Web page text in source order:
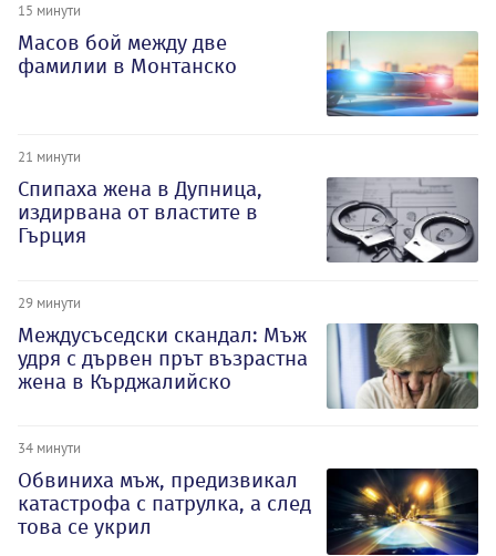
15 минути
Масов бой между две
фамилии в Монтанско
21 минути
Спипаха жена в Дупница,
издирвана от властите в
Гърция
29 минути
Междусъседски скандал: Мъж
удря с дървен прът възрастна
жена в Кърджалийско
34 минути
Обвиниха мъж, предизвикал
катастрофа с патрулка, а след
това се укрил